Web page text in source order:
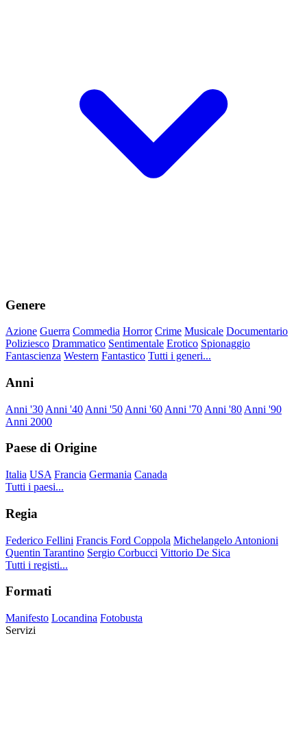
Genere
Azione Guerra Commedia Horror Crime Musicale Documentario
Poliziesco Drammatico Sentimentale Erotico Spionaggio
Fantascienza Western Fantastico Tutti i generi...
Anni
Anni '30 Anni '40 Anni '50 Anni '60 Anni '70 Anni '80 Anni '90
Anni 2000
Paese di Origine
Italia USA Francia Germania Canada
Tutti i paesi...
Regia
Federico Fellini Francis Ford Coppola Michelangelo Antonioni
Quentin Tarantino Sergio Corbucci Vittorio De Sica
Tutti i registi...
Formati
Manifesto Locandina Fotobusta
Servizi